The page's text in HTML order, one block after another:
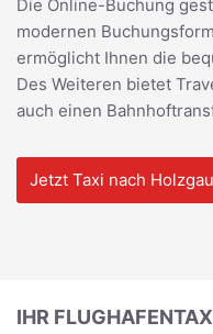
Die Online-Buchung
modernen
ermöglicht Ihnen die
Des Weiteren bietet
auch einen
Jetzt Taxi nach
IHR